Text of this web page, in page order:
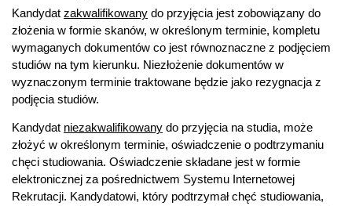
Kandydat zakwalifikowany do przyjęcia jest zobowiązany do
złożenia w formie skanów, w określonym terminie, kompletu
wymaganych dokumentów co jest równoznaczne z podjęciem
studiów na tym kierunku. Niezłożenie dokumentów w
wyznaczonym terminie traktowane będzie jako rezygnacja z
podjęcia studiów.
Kandydat niezakwalifikowany do przyjęcia na studia, może
złożyć w określonym terminie, oświadczenie o podtrzymaniu
chęci studiowania. Oświadczenie składane jest w formie
elektronicznej za pośrednictwem Systemu Internetowej
Rekrutacji. Kandydatowi, który podtrzymał chęć studiowania,